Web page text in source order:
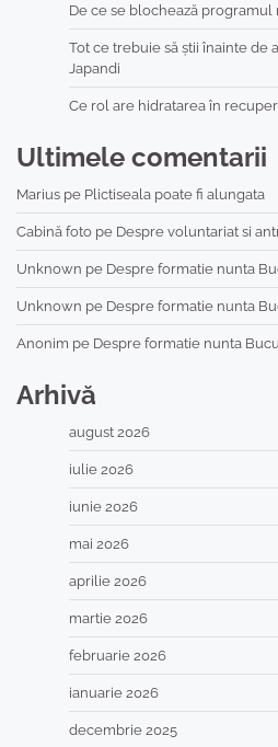
De ce se blochează programul
Tot ce trebuie să știi înainte de
Japandi
Ce rol are hidratarea în
Ultimele comentarii
Marius pe Plictiseala poate fi alungata
Cabină foto pe Despre voluntariat si
Unknown pe Despre formatie nunta
Unknown pe Despre formatie nunta
Anonim pe Despre formatie nunta
Arhivă
august 2026
iulie 2026
iunie 2026
mai 2026
aprilie 2026
martie 2026
februarie 2026
ianuarie 2026
decembrie 2025